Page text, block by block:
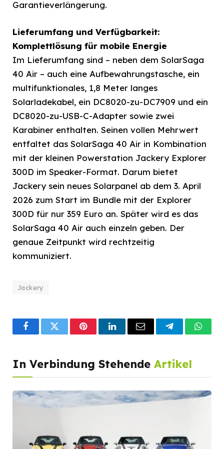
Garantieverlängerung.
Lieferumfang und Verfügbarkeit:
Komplettlösung für mobile Energie
Im Lieferumfang sind – neben dem SolarSaga
40 Air – auch eine Aufbewahrungstasche, ein
multifunktionales, 1,8 Meter langes
Solarladekabel, ein DC8020-zu-DC7909 und ein
DC8020-zu-USB-C-Adapter sowie zwei
Karabiner enthalten. Seinen vollen Mehrwert
entfaltet das SolarSaga 40 Air in Kombination
mit der kleinen Powerstation Jackery Explorer
300D im Speaker-Format. Darum bietet
Jackery sein neues Solarpanel ab dem 3. April
2026 zum Start im Bundle mit der Explorer
300D für nur 359 Euro an. Später wird es das
SolarSaga 40 Air auch einzeln geben. Der
genaue Zeitpunkt wird rechtzeitig
kommuniziert.
Jackery
FacebookTwitterPinterestLinkedInEmail Telegram
In Verbindung Stehende Artikel